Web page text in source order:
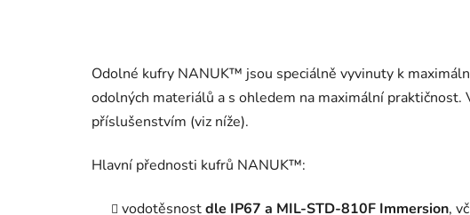
Odolné kufry NANUK™ jsou speciálně vyvinuty k
odolných materiálů a s ohledem na maximální
příslušenstvím (viz níže).
Hlavní přednosti kufrů NANUK™:
vodotěsnostdle IP67 a MIL-STD-810F Immersion,